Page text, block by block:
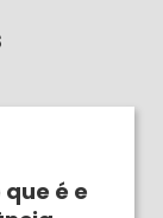
é e